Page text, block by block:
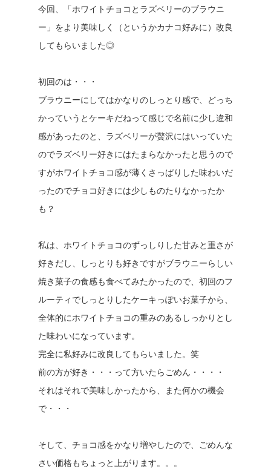
今回、「ホワイトチョコとラズベリーのブラウニ
ー」をより美味しく（というかカナコ好みに）改良
してもらいました◎
初回のは・・・
ブラウニーにしてはかなりのしっとり感で、どっち
かっていうとケーキだねって感じで名前に少し違和
感があったのと、ラズベリーが贅沢にはいっていた
のでラズベリー好きにはたまらなかったと思うので
すがホワイトチョコ感が薄くさっぱりした味わいだ
ったのでチョコ好きには少しものたりなかったか
も？
私は、ホワイトチョコのずっしりした甘みと重さが
好きだし、しっとりも好きですがブラウニーらしい
焼き菓子の食感も食べてみたかったので、初回のフ
ルーティでしっとりしたケーキっぽいお菓子から、
全体的にホワイトチョコの重みのあるしっかりとし
た味わいになっています。
完全に私好みに改良してもらいました。笑
前の方が好き・・・って方いたらごめん・・・・
それはそれで美味しかったから、また何かの機会
で・・・
そして、チョコ感をかなり増やしたので、ごめんな
さい価格もちょっと上がります。。。